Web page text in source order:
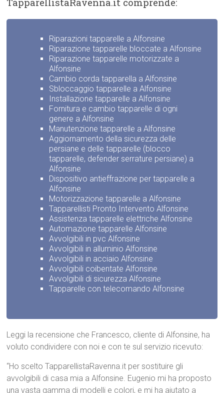
Riparazioni tapparelle a Alfonsine
Riparazione tapparelle bloccate a Alfonsine
Riparazione tapparelle motorizzate a
Alfonsine
Cambio corda tapparella a Alfonsine
Sbloccaggio tapparelle a Alfonsine
Installazione tapparelle a Alfonsine
Fornitura e cambio tapparelle di ogni
genere a Alfonsine
Manutenzione tapparelle a Alfonsine
Aggiornamento della sicurezza delle
persiane e delle tapparelle (blocco
tapparelle, defender serrature persiane) a
Alfonsine
Dispositivo antieffrazione per tapparelle a
Alfonsine
Motorizzazione tapparelle a Alfonsine
Tapparellisti Pronto Intervento Alfonsine
Assistenza tapparelle elettriche Alfonsine
Automazione tapparelle Alfonsine
Avvolgibili in pvc Alfonsine
Avvolgibili in alluminio Alfonsine
Avvolgibili in acciaio Alfonsine
Avvolgibili coibentate Alfonsine
Avvolgibili di sicurezza Alfonsine
Tapparelle con telecomando Alfonsine
Leggi la recensione che Francesco, cliente di Alfonsine, ha
voluto condividere con noi e con te sul servizio ricevuto:
“Ho scelto TapparellistaRavenna.it per sostituire gli
avvolgibili di casa mia a Alfonsine. Eugenio mi ha proposto
una vasta gamma di modelli e colori, e mi ha aiutato a